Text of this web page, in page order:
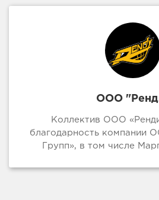
ООО
Коллектив ООО
благодарность компании
Групп», в том числе